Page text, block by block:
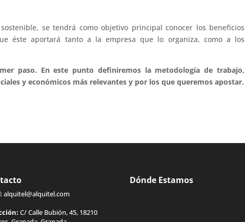
se tendrá como objetivo principal conocer los beneficios
éste aportará tanto a la empresa que lo organiza, como a los
paso. En este punto definiremos la metodología de trabajo,
y económicos más relevantes y por los que queremos apostar.
alquitel@alquitel.com
C/ Calle Bubión, 45, 18210
Dónde Estamos